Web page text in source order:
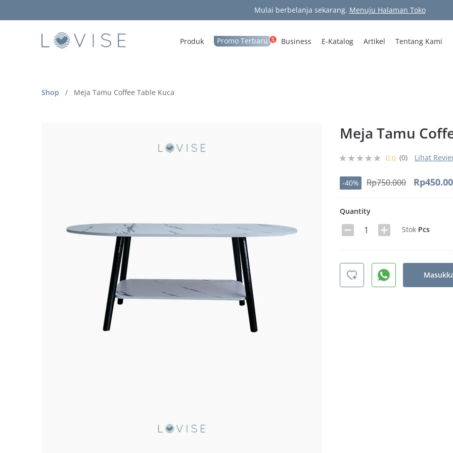
Mulai berbelanja sekarang. Menuju Halaman Toko
Produk Promo Terbaru Business E-Katalog Artikel Tentang Kami
Shop / Meja Tamu Coffee Table Kuca
Meja Tamu
0.0 (0) Lihat
-40% Rp750.000
Harga
Rp
Quantity
Stok Pcs